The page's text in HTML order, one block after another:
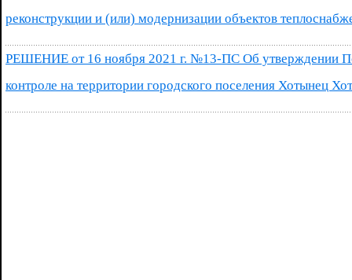
реконструкции и (или) модернизации объектов
РЕШЕНИЕ от 16 ноября 2021 г. №13-ПС Об утверждении
контроле на территории городского поселения Хотынец